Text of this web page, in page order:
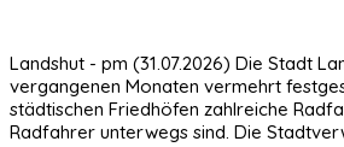
Landshut - pm (31.07.2026) Die Stadt
vergangenen Monaten vermehrt
städtischen Friedhöfen zahlreiche
Radfahrer unterwegs sind. Die